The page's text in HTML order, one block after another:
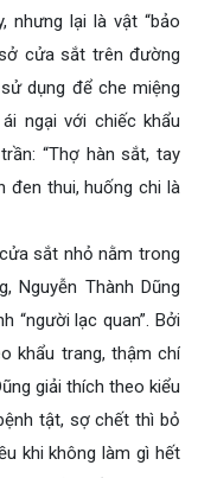
nhưng lại là vật “bảo
cửa sắt trên đường
dụng để che miệng
ngại với chiếc khẩu
“Thợ hàn sắt, tay
đen thui, huống chi là
sắt nhỏ nằm trong
Nguyễn Thành Dũng
“người lạc quan”. Bởi
khẩu trang, thậm chí
giải thích theo kiểu
tật, sợ chết thì bỏ
khi không làm gì hết